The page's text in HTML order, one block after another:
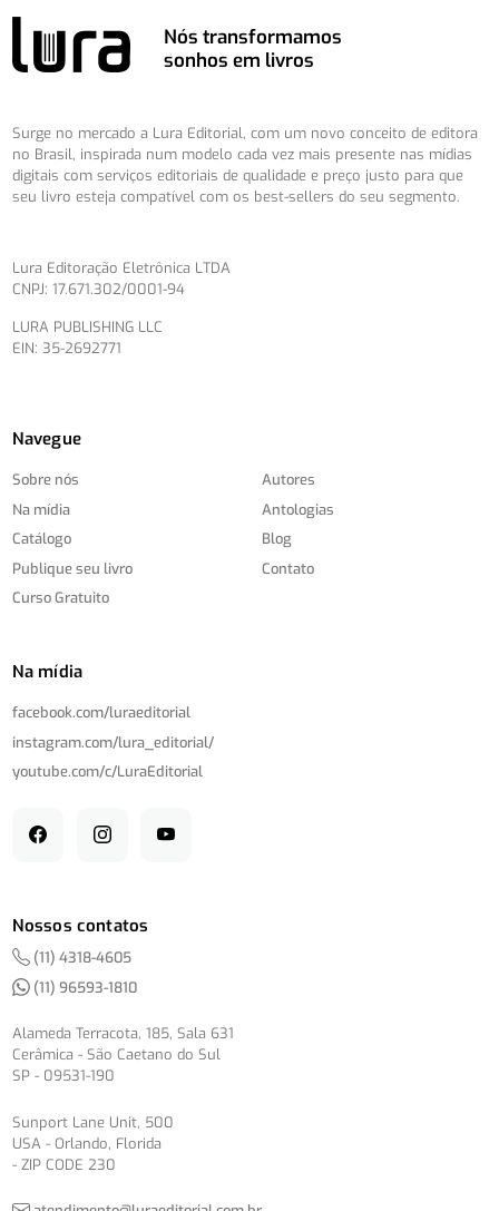
Nós transformamos
sonhos em livros
Surge no mercado a Lura Editorial, com um novo conceito de editora
no Brasil, inspirada num modelo cada vez mais presente nas mídias
digitais com serviços editoriais de qualidade e preço justo para que
seu livro esteja compatível com os best-sellers do seu segmento.
Lura Editoração Eletrônica LTDA
CNPJ: 17.671.302/0001-94
LURA PUBLISHING LLC
EIN: 35-2692771
Navegue
Sobre nós
Na mídia
Catálogo
Publique seu livro
Curso Gratuito
Autores
Antologias
Blog
Contato
Na mídia
facebook.com/luraeditorial
instagram.com/lura_editorial/
youtube.com/c/LuraEditorial
Nossos contatos
(11) 4318-4605
(11) 96593-1810
Alameda Terracota, 185, Sala 631
Cerâmica - São Caetano do Sul
SP - 09531-190
Sunport Lane Unit, 500
USA - Orlando, Florida
- ZIP CODE 230